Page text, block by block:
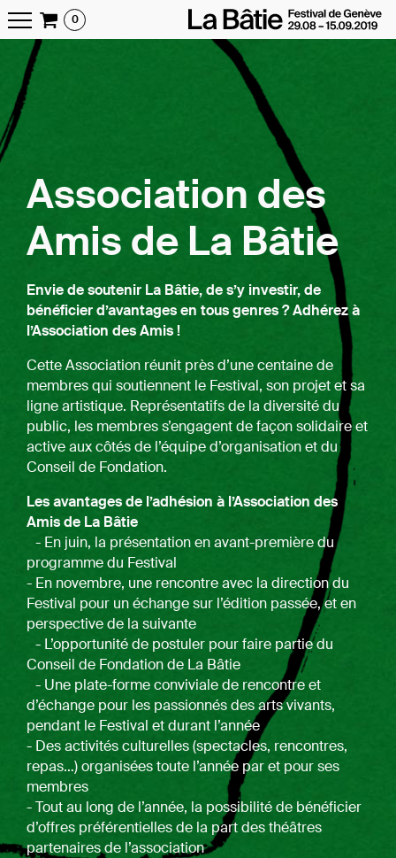
Association des
Amis de La Bâtie
Envie de soutenir La Bâtie, de s’y investir, de
bénéficier d’avantages en tous genres ? Adhérez à
l’Association des Amis !
Cette Association réunit près d’une centaine de
membres qui soutiennent le Festival, son projet et sa
ligne artistique. Représentatifs de la diversité du
public, les membres s’engagent de façon solidaire et
active aux côtés de l’équipe d’organisation et du
Conseil de Fondation.
Les avantages de l’adhésion à l’Association des
Amis de La Bâtie
- En juin, la présentation en avant-première du
programme du Festival
- En novembre, une rencontre avec la direction du
Festival pour un échange sur l’édition passée, et en
perspective de la suivante
- L’opportunité de postuler pour faire partie du
Conseil de Fondation de La Bâtie
- Une plate-forme conviviale de rencontre et
d’échange pour les passionnés des arts vivants,
pendant le Festival et durant l’année
- Des activités culturelles (spectacles, rencontres,
repas…) organisées toute l’année par et pour ses
membres
- Tout au long de l’année, la possibilité de bénéficier
d’offres préférentielles de la part des théâtres
partenaires de l’association
0